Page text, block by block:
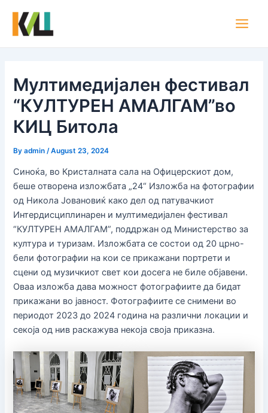
content
Мултимедијален фестивал
“КУЛТУРЕН АМАЛГАМ”во
КИЦ Битола
Byadmin /August 23, 2024
Синоќа, во Кристалната сала на Офицерскиот дом,
беше отворена изложбата „24“ Изложба на фотографии
од Никола Јовановиќ како дел од патувачкиот
Интердисциплинарен и мултимедијален фестивал
“КУЛТУРЕН АМАЛГАМ”, поддржан од Министерство за
култура и туризам. Изложбата се состои од 20 црно-
бели фотографии на кои се прикажани портрети и
сцени од музичкиот свет кои досега не биле објавени.
Оваа изложба дава можност фотографиите да бидат
прикажани во јавност. Фотографиите се снимени во
периодот 2023 до 2024 година на различни локации и
секоја од нив раскажува некоја своја приказна.
navigation